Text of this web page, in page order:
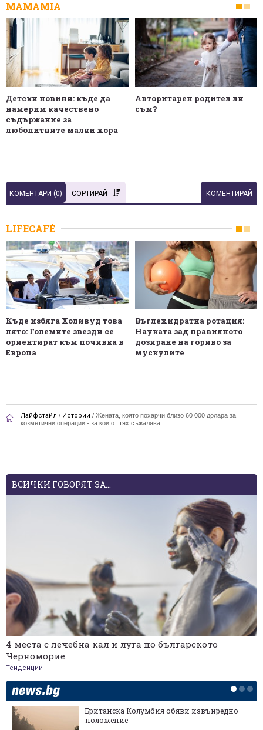
MAMAMIA
Детски новини: къде да
намерим качествено
съдържание за
любопитните малки хора
Авторитарен родител ли
съм?
КОМЕНТАРИ (0) СОРТИРАЙ КОМЕНТИРАЙ
LIFECAFÉ
Къде избяга Холивуд това
лято: Големите звезди се
ориентират към почивка в
Европа
Въглехидратна ротация:
Науката зад правилното
дозиране на гориво за
мускулите
Лайфстайл / Истории / Жената, която похарчи близо 60 000 долара за
козметични операции - за кои от тях съжалява
ВСИЧКИ ГОВОРЯТ ЗА...
4 места с лечебна кал и луга по българското
Черноморие
Тенденции
Британска Колумбия обяви извънредно
положение